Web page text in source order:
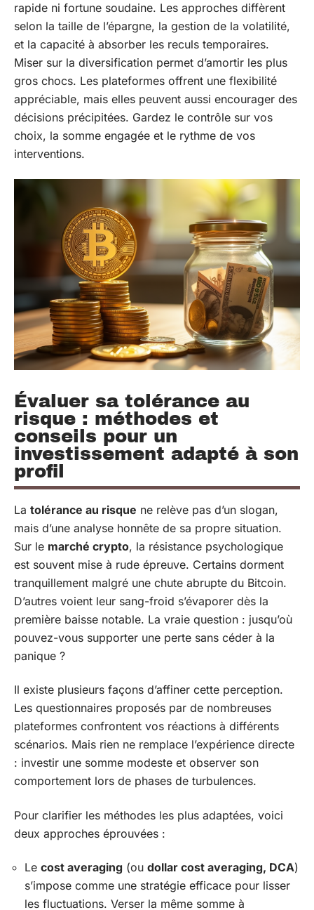
rapide ni fortune soudaine. Les approches diffèrent
selon la taille de l’épargne, la gestion de la volatilité,
et la capacité à absorber les reculs temporaires.
Miser sur la diversification permet d’amortir les plus
gros chocs. Les plateformes offrent une flexibilité
appréciable, mais elles peuvent aussi encourager des
décisions précipitées. Gardez le contrôle sur vos
choix, la somme engagée et le rythme de vos
interventions.
Évaluer sa tolérance au
risque : méthodes et
conseils pour un
investissement adapté à son
profil
La tolérance au risque ne relève pas d’un slogan,
mais d’une analyse honnête de sa propre situation.
Sur le marché crypto, la résistance psychologique
est souvent mise à rude épreuve. Certains dorment
tranquillement malgré une chute abrupte du Bitcoin.
D’autres voient leur sang-froid s’évaporer dès la
première baisse notable. La vraie question : jusqu’où
pouvez-vous supporter une perte sans céder à la
panique ?
Il existe plusieurs façons d’affiner cette perception.
Les questionnaires proposés par de nombreuses
plateformes confrontent vos réactions à différents
scénarios. Mais rien ne remplace l’expérience directe
: investir une somme modeste et observer son
comportement lors de phases de turbulences.
Pour clarifier les méthodes les plus adaptées, voici
deux approches éprouvées :
Le cost averaging (ou dollar cost averaging, DCA)
s’impose comme une stratégie efficace pour lisser
les fluctuations. Verser la même somme à